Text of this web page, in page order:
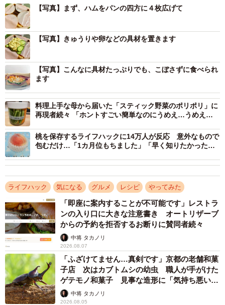
ツイート前日に、たまごサンドを食べたちょうちんあん
こうさん。そのときには、半分くらい具がこぼれてしまっ
て悔しく思ったのだそう。そこで具が落ちる問題をなんと
かできないかと考えていたところ、この方法がひらめいた
と話します。
具をのせて…（提供：ちょうちんあんこうさん）
【写真】まず、ハムをパンの四方に４枚広げて
【写真】きゅうりや卵などの具材を置きます
【写真】こんなに具材たっぷりでも、こぼさずに食べられ
ます
料理上手な母から届いた「スティック野菜のポリポリ」に
再現者続々 「ホントすごい簡単なのにうめえ…うめえ
桃を保存するライフハックに14万人が反応 意外なもので
包むだけ…「1カ月位もちました」「早く知りたかったよ
ライフハック 気になる グルメ レシピ やってみた
「即座に案内することが不可能です」レストラ
ンの入り口に大きな注意書き オートリザーブ
からの予約を拒否するお断りに賛同者続々
中将 タカノリ
2026.08.07
「ふざけてません…真剣です」京都の老舗和菓
子店 次はカブトムシの幼虫 職人が手がけた
ゲテモノ和菓子 見事な造形に「気持ち悪いく
らいリアル」
中将 タカノリ
2026.08.05